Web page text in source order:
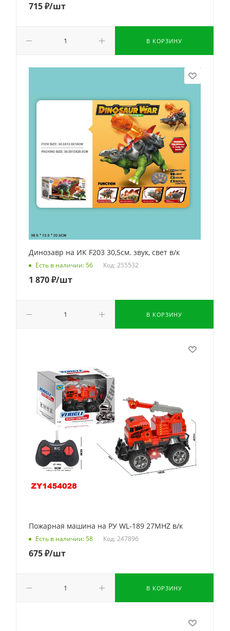
715₽/шт
В КОРЗИНУ
Динозавр на ИК F203 30,5см. звук, свет в/к
Есть в наличии: 56 Код: 255532
1 870₽/шт
В КОРЗИНУ
Пожарная машина на РУ WL-189 27MHZ в/к
Есть в наличии: 58 Код: 247896
675₽/шт
В КОРЗИНУ